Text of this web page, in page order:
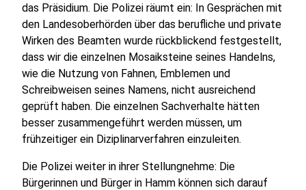
das Präsidium. Die Polizei räumt ein: In Gesprächen mit
den Landesoberhörden über das berufliche und private
Wirken des Beamten wurde rückblickend festgestellt,
dass wir die einzelnen Mosaiksteine seines Handelns,
wie die Nutzung von Fahnen, Emblemen und
Schreibweisen seines Namens, nicht ausreichend
geprüft haben. Die einzelnen Sachverhalte hätten
besser zusammengeführt werden müssen, um
frühzeitiger ein Diziplinarverfahren einzuleiten.
Die Polizei weiter in ihrer Stellungnehme: Die
Bürgerinnen und Bürger in Hamm können sich darauf